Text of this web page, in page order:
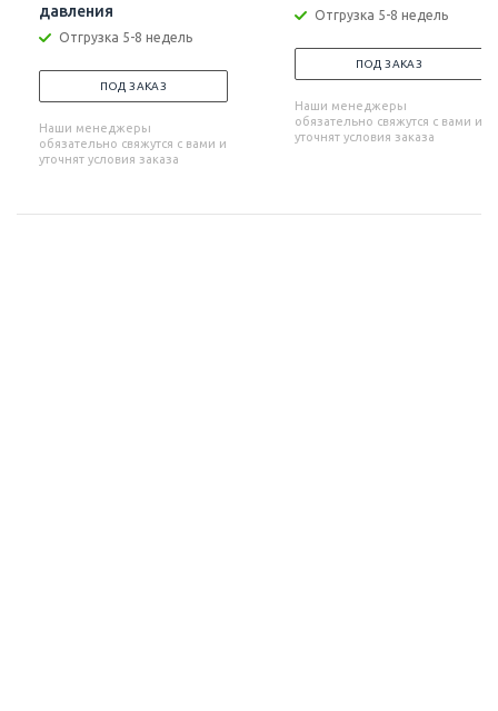
давления
Отгрузка 5-8 недель
ПОД ЗАКАЗ
Наши менеджеры
обязательно свяжутся с вами и
уточнят условия заказа
Отгрузка 5-8 недель
ПОД ЗАКАЗ
Наши менеджеры
обязательно свяжутся с вами и
уточнят условия заказа